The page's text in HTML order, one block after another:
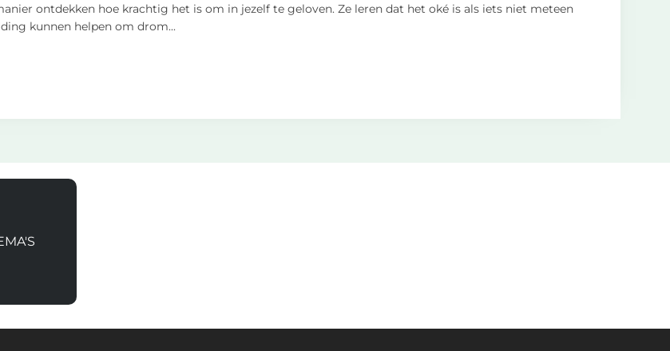
ontdekken hoe krachtig het is om in jezelf te geloven. Ze leren dat het oké is als iets niet meteen
kunnen helpen om drom...